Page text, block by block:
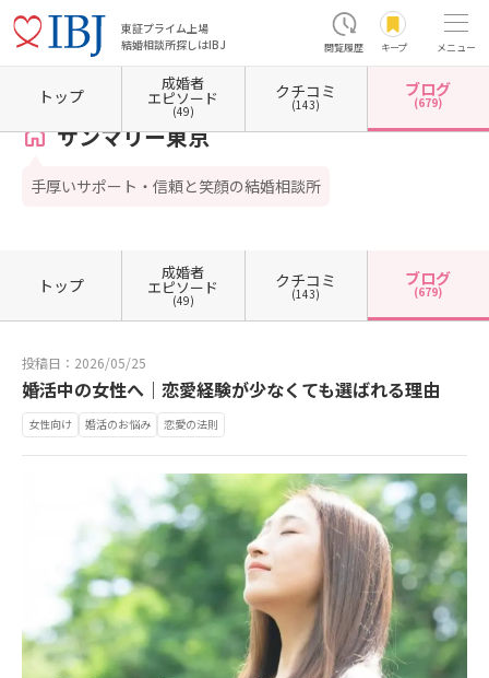
東証プライム上場
結婚相談所探しはIBJ
閲覧履歴 キープ メニュー
ホーム 東京都の結婚相談所 東京都港区 東京都港区南青山 サンマリー東京 カウン
サンマリー東京
手厚いサポート・信頼と笑顔の結婚相談所
トップ
成婚者
エピソード
(49)
クチコミ
(143)
ブログ
(679)
トップ
成婚者
エピソード
(49)
クチコミ
(143)
ブログ
(679)
投稿日：2026/05/25
婚活中の女性へ｜恋愛経験が少なくても選ばれる理由
女性向け 婚活のお悩み 恋愛の法則